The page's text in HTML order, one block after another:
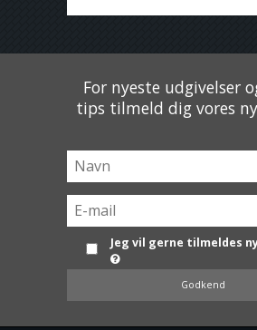
For nyeste udgivelser
tips tilmeld dig vores
Jeg vil gerne tilmeldes
Godkend